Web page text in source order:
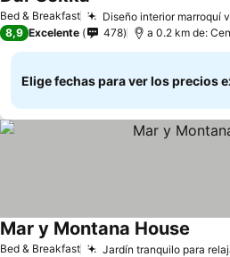
Bed & Breakfast Diseño interior marroquí
8,9 Excelente 478 a 0.2 km de:
Elige fechas para ver los precios
Bed & Breakfast Jardín tranquilo para
Mar y Montana House